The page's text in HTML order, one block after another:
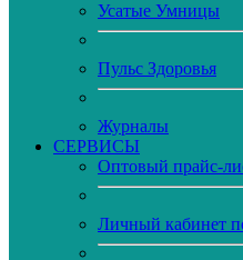
Усатые Умницы
Пульс Здоровья
Журналы
CЕРВИСЫ
Оптовый прайс-
Личный кабинет